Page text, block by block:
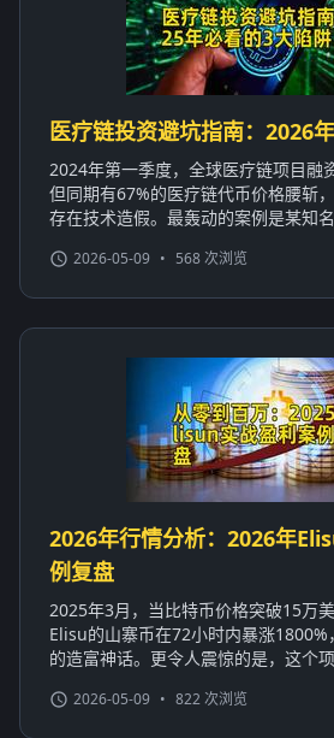
医疗链投资避坑指南：2026
2024年第一季度，全球医疗链项目融
但同期有67%的医疗链代币价格腰斩
存在技术造假。最轰动的案例是某知
2026-05-09 • 568 次浏览
2026年行情分析：2026年
例复盘
2025年3月，当比特币价格突破15万
Elisu的山寨币在72小时内暴涨
的造富神话。更令人震惊的是，这个
2026-05-09 • 822 次浏览